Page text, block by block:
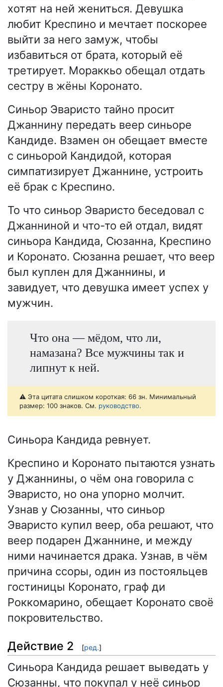
хотят на ней жениться. Девушка
любит Креспино и мечтает поскорее
выйти за него замуж, чтобы
избавиться от брата, который её
третирует. Мораккьо обещал отдать
сестру в жёны Коронато.
Синьор Эваристо тайно просит
Джаннину передать веер синьоре
Кандиде. Взамен он обещает вместе
с синьорой Кандидой, которая
симпатизирует Джаннине, устроить
её брак с Креспино.
То что синьор Эваристо беседовал с
Джанниной и что-то ей отдал, видят
синьора Кандида, Сюзанна, Креспино
и Коронато. Сюзанна решает, что веер
был куплен для Джаннины, и
завидует, что девушка имеет успех у
мужчин.
Что она — мёдом, что ли,
намазана? Все мужчины так и
липнут к ней.
⚠️ Эта цитата слишком короткая: 66 зн. Минимальный
размер: 100 знаков. См. руководство.
Синьора Кандида ревнует.
Креспино и Коронато пытаются узнать
у Джаннины, о чём она говорила с
Эваристо, но она упорно молчит.
Узнав у Сюзанны, что синьор
Эваристо купил веер, оба решают, что
веер подарен Джаннине, и между
ними начинается драка. Узнав, в чём
причина ссоры, один из постояльцев
гостиницы Коронато, граф ди
Роккомарино, обещает Коронато своё
покровительство.
Действие 2 [ред.]
Синьора Кандида решает выведать у
Сюзанны, что покупал у неё синьор